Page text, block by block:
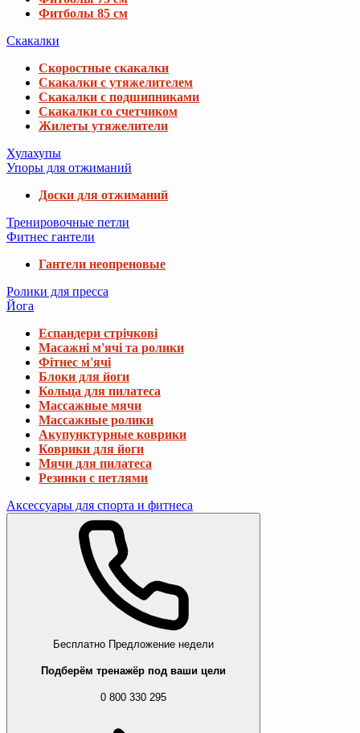
Фитболы 85 см
Скакалки
Скоростные скакалки
Скакалки с утяжелителем
Скакалки с подшипниками
Скакалки со счетчиком
Жилеты утяжелители
Хулахупы
Упоры для отжиманий
Доски для отжиманий
Тренировочные петли
Фитнес гантели
Гантели неопреновые
Ролики для пресса
Йога
Еспандери стрічкові
Масажні м'ячі та ролики
Фітнес м'ячі
Блоки для йоги
Кольца для пилатеса
Массажные мячи
Массажные ролики
Акупунктурные коврики
Коврики для йоги
Мячи для пилатеса
Резинки с петлями
Аксессуары для спорта и фитнеса
Бесплатно Предложение недели
Подберём тренажёр под ваши цели
0 800 330 295